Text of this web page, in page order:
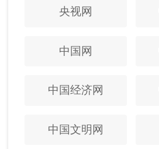
央视网
中国网
中国经济网
中国文明网